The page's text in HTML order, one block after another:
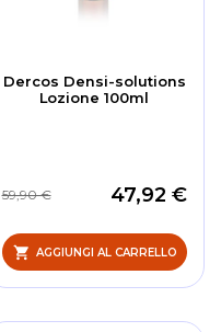
Dercos Densi-solutions
Lozione 100ml
47,92 €
59,90 €
AGGIUNGI AL CARRELLO